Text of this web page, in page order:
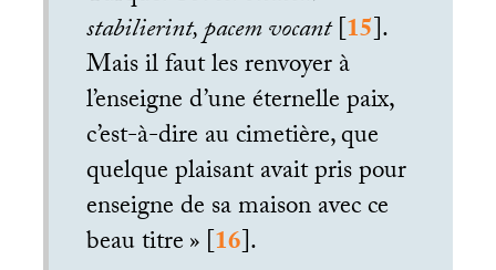
stabilierint, pacem vocant[15].
Mais il faut les renvoyer à
l’enseigne d’une éternelle paix,
c’est-à-dire au cimetière, que
quelque plaisant avait pris pour
enseigne de sa maison avec ce
beau titre» [16].